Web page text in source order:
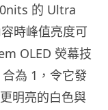
的 Ultra
時峰值亮度可
OLED 熒幕技
為 1，令它發
明亮的白色與